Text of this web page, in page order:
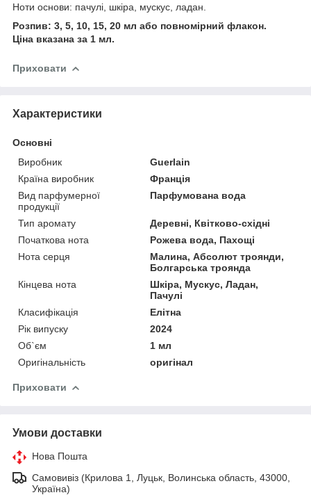
Ноти основи: пачулі, шкіра, мускус, ладан.
Розпив: 3, 5, 10, 15, 20 мл або повномірний флакон.
Ціна вказана за 1 мл.
Приховати
Характеристики
Основні
Виробник
Guerlain
Країна виробник
Франція
Вид парфумерної
продукції
Парфумована вода
Тип аромату
Деревні, Квітково-східні
Початкова нота
Рожева вода, Пахощі
Нота серця
Малина, Абсолют троянди,
Болгарська троянда
Кінцева нота
Шкіра, Мускус, Ладан,
Пачулі
Класифікація
Елітна
Рік випуску
2024
Об`єм
1 мл
Оригінальність
оригінал
Приховати
Умови доставки
Нова Пошта
Самовивіз (Крилова 1, Луцьк, Волинська область, 43000,
Україна)